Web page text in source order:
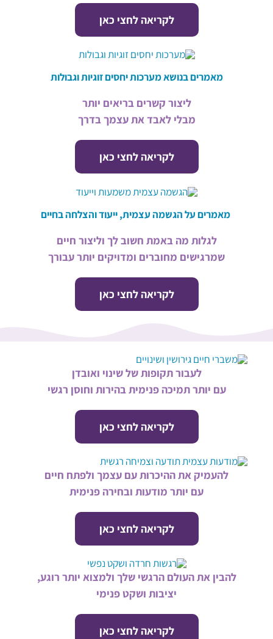
לקריאה לחצי כאן
מאמרים בנושא מערכות יחסים זוגיות וגבולות
ליצור קשרים בריאים יותר
מבלי לאבד את עצמך בדרך
לקריאה לחצי כאן
מאמרים על הגשמה עצמית, ייעוד והצלחה בחיים
לגלות מה באמת חשוב לך וליצור חיים
שמרגישים מחוברים ומדויקים יותר עבורך
לקריאה לחצי כאן
לעבור תקופות של שינוי ואובדן
עם יותר תמיכה פנימית בהירות וחוסן רגשי
לקריאה לחצי כאן
להעמיק את ההיכרות עם עצמך ולפתח חיים
עם יותר מודעות ובחירה פנימית
לקריאה לחצי כאן
להבין את העולם הרגשי שלך ולמצוא יותר רוגע,
יציבות ושקט פנימי
לקריאה לחצי כאן